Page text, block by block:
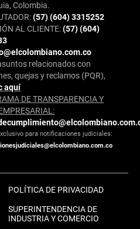
Colombia.
(57) (604) 3315252
AL CLIENTE:(57) (604)
relacionados con
quejas y reclamos (PQR),
aquí
DE TRANSPARENCIA Y
para notificaciones judiciales:
POLÍTICA DE PRIVACIDAD
SUPERINTENDENCIA DE
INDUSTRIA Y COMERCIO